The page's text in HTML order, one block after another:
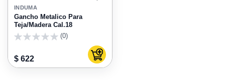
INDUMA
Gancho Metalico Para
Teja/Madera Cal.18
(0)
$ 622 Agregar al carrito